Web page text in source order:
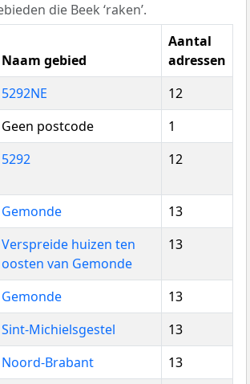
die Beek ‘raken’.
Naam gebied
Aantal
adressen
5292NE
12
Geen postcode
1
5292 12
Gemonde
13
Verspreide huizen ten
oosten van Gemonde
13
Gemonde
13
Sint-Michielsgestel
13
Noord-Brabant
13